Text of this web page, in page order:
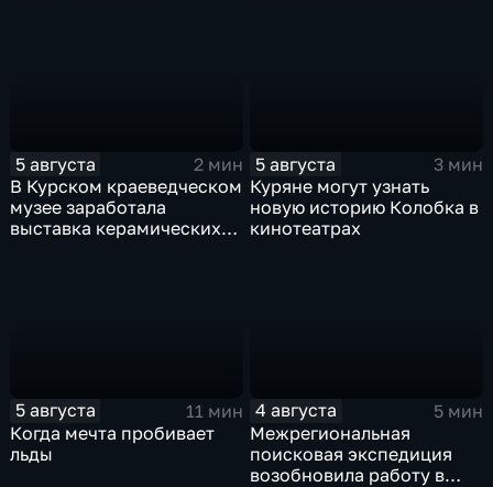
5 августа
2 мин
В Курском краеведческом
музее заработала
выставка керамических
5 августа
3 мин
Куряне могут узнать
новую историю Колобка в
кинотеатрах
5 августа
11 мин
Когда мечта пробивает
льды
4 августа
5 мин
Межрегиональная
поисковая экспедиция
возобновила работу в